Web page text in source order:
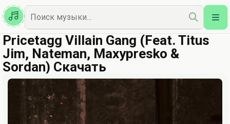
Казахская
Наш Топ
Pricetagg Villain Gang (Feat. Titus
Jim, Nateman, Maxypresko &
Sordan) Скачать